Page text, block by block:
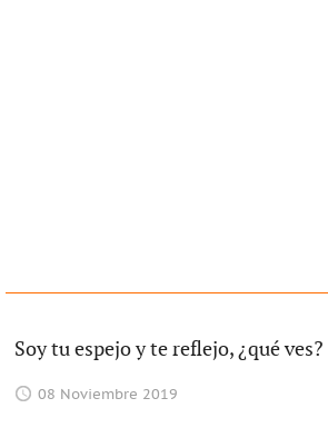
Soy tu espejo y te reflejo, ¿qué ves?
08 Noviembre 2019